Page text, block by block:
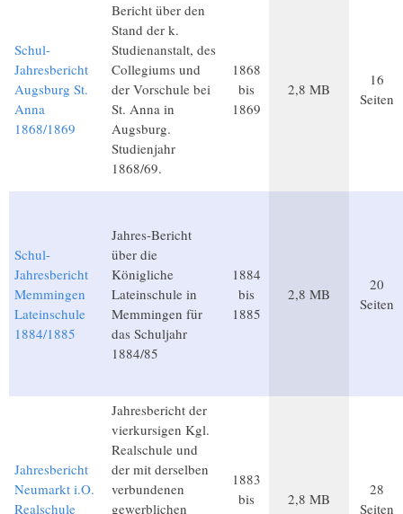
Schul-
Jahresbericht
Augsburg St.
Anna
1868/1869
Bericht über den
Stand der k.
Studienanstalt, des
Collegiums und
der Vorschule bei
St. Anna in
Augsburg.
Studienjahr
1868/69.
1868
bis
1869
2,8 MB
16
Seiten
Schul-
Jahresbericht
Memmingen
Lateinschule
1884/1885
Jahres-Bericht
über die
Königliche
Lateinschule in
Memmingen für
das Schuljahr
1884/85
1884
bis
1885
2,8 MB
20
Seiten
Jahresbericht
Neumarkt i.O.
Realschule
Jahresbericht der
vierkursigen Kgl.
Realschule und
der mit derselben
verbundenen
gewerblichen
1883
bis
2,8 MB
28
Seiten